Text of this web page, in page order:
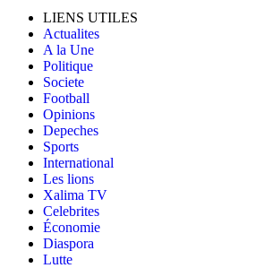
LIENS UTILES
Actualites
A la Une
Politique
Societe
Football
Opinions
Depeches
Sports
International
Les lions
Xalima TV
Celebrites
Économie
Diaspora
Lutte